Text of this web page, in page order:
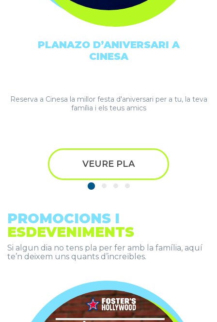
PLANAZO D’ANIVERSARI A
CINESA
Reserva a Cinesa la millor festa d'aniversari per a tu, la teva
família i els teus amics
VEURE PLA
PROMOCIONS I
ESDEVENIMENTS
Si algun dia no tens pla per fer amb la família, aquí
te’n deixem uns quants d’increïbles.